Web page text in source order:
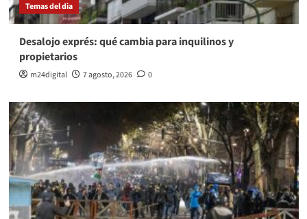
Temas del dia
Desalojo exprés: qué cambia para inquilinos y
propietarios
m24digital 7 agosto, 2026 0